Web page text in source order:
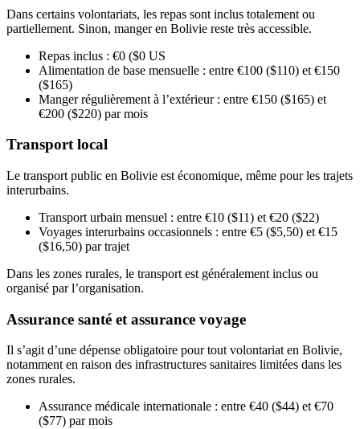
Dans certains volontariats, les repas sont inclus totalement ou
partiellement. Sinon, manger en Bolivie reste très accessible.
Repas inclus : €0 ($0 US
Alimentation de base mensuelle : entre €100 ($110) et €150
($165)
Manger régulièrement à l’extérieur : entre €150 ($165) et
€200 ($220) par mois
Transport local
Le transport public en Bolivie est économique, même pour les trajets
interurbains.
Transport urbain mensuel : entre €10 ($11) et €20 ($22)
Voyages interurbains occasionnels : entre €5 ($5,50) et €15
($16,50) par trajet
Dans les zones rurales, le transport est généralement inclus ou
organisé par l’organisation.
Assurance santé et assurance voyage
Il s’agit d’une dépense obligatoire pour tout volontariat en Bolivie,
notamment en raison des infrastructures sanitaires limitées dans les
zones rurales.
Assurance médicale internationale : entre €40 ($44) et €70
($77) par mois